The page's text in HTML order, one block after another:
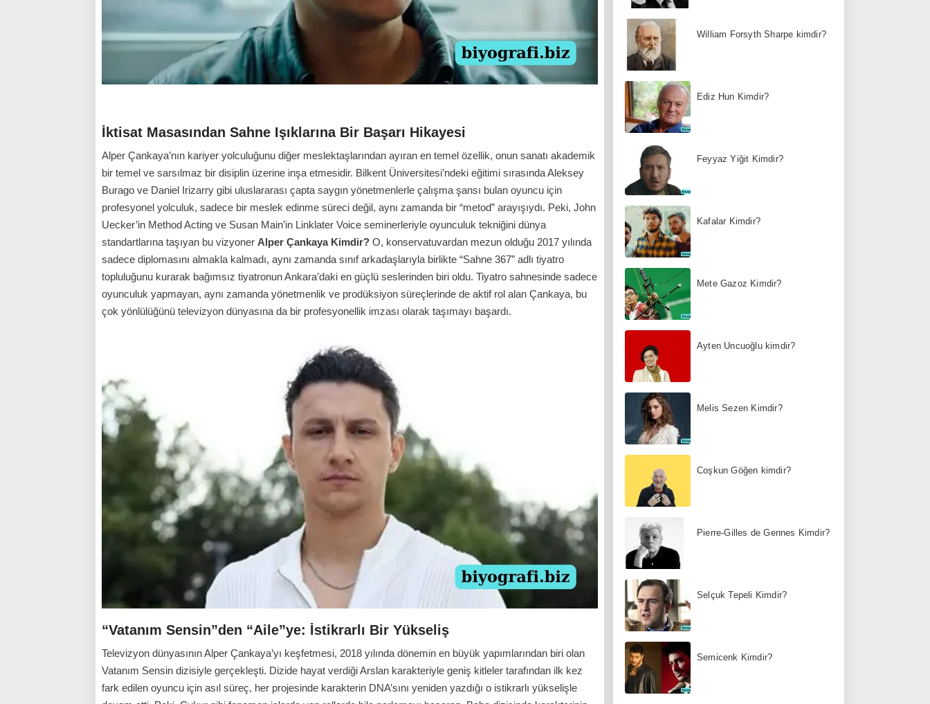
İktisat Masasından Sahne Işıklarına Bir Başarı Hikayesi
Alper Çankaya’nın kariyer yolculuğunu diğer meslektaşlarından ayıran en temel özellik, onun sanatı akademik
bir temel ve sarsılmaz bir disiplin üzerine inşa etmesidir. Bilkent Üniversitesi’ndeki eğitimi sırasında Aleksey
Burago ve Daniel Irizarry gibi uluslararası çapta saygın yönetmenlerle çalışma şansı bulan oyuncu için
profesyonel yolculuk, sadece bir meslek edinme süreci değil, aynı zamanda bir “metod” arayışıydı. Peki, John
Uecker’in Method Acting ve Susan Main’in Linklater Voice seminerleriyle oyunculuk tekniğini dünya
standartlarına taşıyan bu vizyoner Alper Çankaya Kimdir? O, konservatuvardan mezun olduğu 2017 yılında
sadece diplomasını almakla kalmadı, aynı zamanda sınıf arkadaşlarıyla birlikte “Sahne 367” adlı tiyatro
topluluğunu kurarak bağımsız tiyatronun Ankara’daki en güçlü seslerinden biri oldu. Tiyatro sahnesinde sadece
oyunculuk yapmayan, aynı zamanda yönetmenlik ve prodüksiyon süreçlerinde de aktif rol alan Çankaya, bu
çok yönlülüğünü televizyon dünyasına da bir profesyonellik imzası olarak taşımayı başardı.
“Vatanım Sensin”den “Aile”ye: İstikrarlı Bir Yükseliş
Televizyon dünyasının Alper Çankaya’yı keşfetmesi, 2018 yılında dönemin en büyük yapımlarından biri olan
Vatanım Sensin dizisiyle gerçekleşti. Dizide hayat verdiği Arslan karakteriyle geniş kitleler tarafından ilk kez
fark edilen oyuncu için asıl süreç, her projesinde karakterin DNA’sını yeniden yazdığı o istikrarlı yükselişle
William Forsyth Sharpe kimdir?
Ediz Hun Kimdir?
Feyyaz Yiğit Kimdir?
Kafalar Kimdir?
Mete Gazoz Kimdir?
Ayten Uncuoğlu kimdir?
Melis Sezen Kimdir?
Coşkun Göğen kimdir?
Pierre-Gilles de Gennes Kimdir?
Selçuk Tepeli Kimdir?
Semicenk Kimdir?